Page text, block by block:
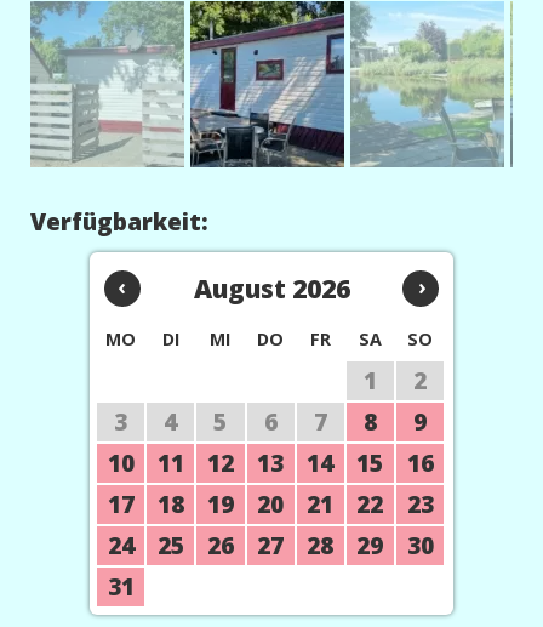
Verfügbarkeit:
‹ ›
August 2026
MO DI MI DO FR SA SO
1
2
3
4 5 6 7 8
9
10
11 12 13 14 15
16
17
18 19 20 21 22
23
24
25 26 27 28 29
30
31